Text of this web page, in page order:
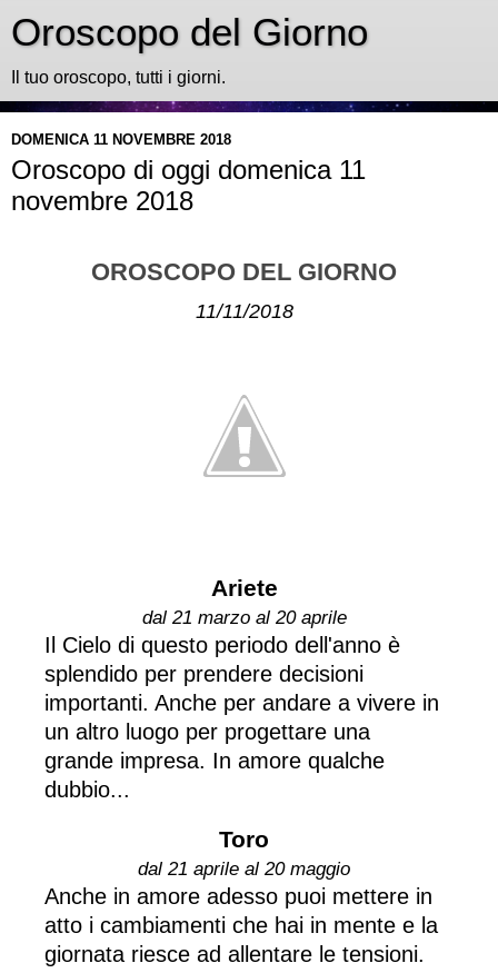
Oroscopo del Giorno
Il tuo oroscopo, tutti i giorni.
DOMENICA 11 NOVEMBRE 2018
Oroscopo di oggi domenica 11
novembre 2018
OROSCOPO DEL GIORNO
11/11/2018
Ariete
dal 21 marzo al 20 aprile
Il Cielo di questo periodo dell'anno è
splendido per prendere decisioni
importanti. Anche per andare a vivere in
un altro luogo per progettare una
grande impresa. In amore qualche
dubbio...
Toro
dal 21 aprile al 20 maggio
Anche in amore adesso puoi mettere in
atto i cambiamenti che hai in mente e la
giornata riesce ad allentare le tensioni.